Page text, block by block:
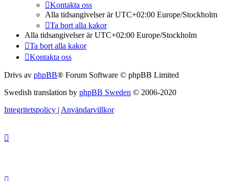
Kontakta oss
Alla tidsangivelser är UTC+02:00 Europe/Stockholm
Ta bort alla kakor
Alla tidsangivelser är UTC+02:00 Europe/Stockholm
Ta bort alla kakor
Kontakta oss
Drivs av phpBB® Forum Software © phpBB Limited
Swedish translation by phpBB Sweden © 2006-2020
Integritetspolicy | Användarvillkor